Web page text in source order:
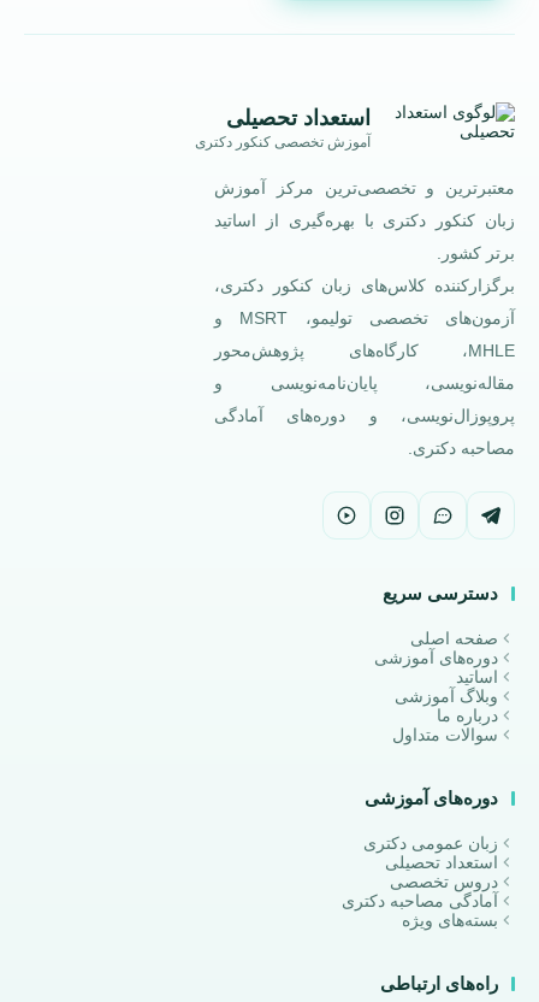
استعداد تحصیلی
آموزش تخصصی کنکور دکتری
معتبرترین و تخصصی‌ترین مرکز آموزش
زبان کنکور دکتری با بهره‌گیری از اساتید
برتر کشور.
برگزارکننده کلاس‌های زبان کنکور دکتری،
آزمون‌های تخصصی تولیمو، MSRT و
MHLE، کارگاه‌های پژوهش‌محور
مقاله‌نویسی، پایان‌نامه‌نویسی و
پروپوزال‌نویسی، و دوره‌های آمادگی
مصاحبه دکتری.
دسترسی سریع
صفحه اصلی
دوره‌های آموزشی
اساتید
وبلاگ آموزشی
درباره ما
سوالات متداول
دوره‌های آموزشی
زبان عمومی دکتری
استعداد تحصیلی
دروس تخصصی
آمادگی مصاحبه دکتری
بسته‌های ویژه
راه‌های ارتباطی